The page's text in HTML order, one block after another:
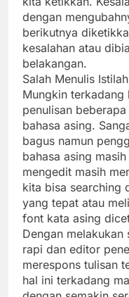
dengan
berikutnya
kesalahan atau
belakangan.
Salah Menulis
Mungkin
penulisan
bahasa asing.
bagus namun
bahasa asing
mengedit masih
kita bisa searching
yang tepat atau
font kata asing
Dengan
rapi dan editor
merespons tulisan
hal ini terkadang